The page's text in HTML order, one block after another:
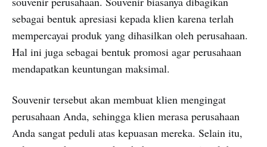
sebagai bentuk apresiasi kepada klien karena terlah
mempercayai produk yang dihasilkan oleh perusahaan.
Hal ini juga sebagai bentuk promosi agar perusahaan
mendapatkan keuntungan maksimal.
Souvenir tersebut akan membuat klien mengingat
perusahaan Anda, sehingga klien merasa perusahaan
Anda sangat peduli atas kepuasan mereka. Selain itu,